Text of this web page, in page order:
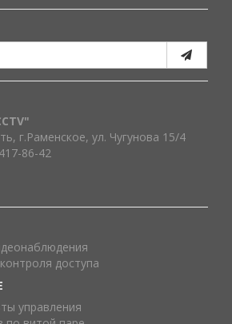
г.Раменское, ул. Чугунова 15/4
86-42
доступа
управления